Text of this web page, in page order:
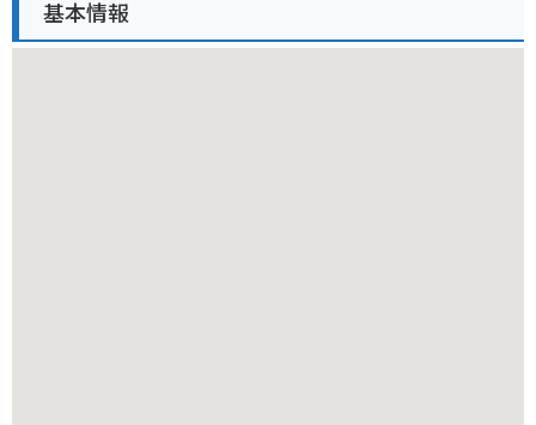
む美しさです。
基本情報